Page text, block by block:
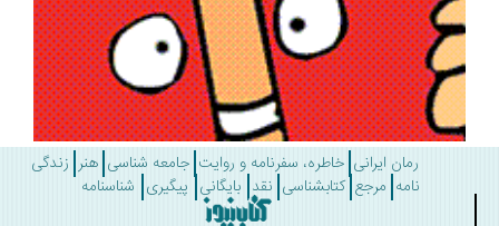
رمان ایرانی خاطره، سفرنامه و روایت جامعه شناسی هنر زندگی
مرجع کتابشناسی نقد بایگانی پیگیری شناسنامه